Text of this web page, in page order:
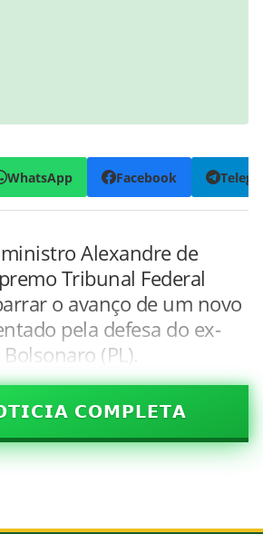
WhatsApp Facebook
Alexandre de
Tribunal Federal
o avanço de um novo
pela defesa do ex-
(PL).
𝗖𝗢𝗠𝗣𝗟𝗘𝗧𝗔